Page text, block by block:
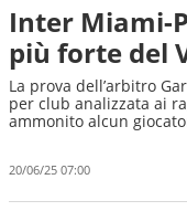
Inter Miami-
più forte del
La prova dell’arbitro
per club analizzata ai
ammonito alcun
20/06/25 07:00